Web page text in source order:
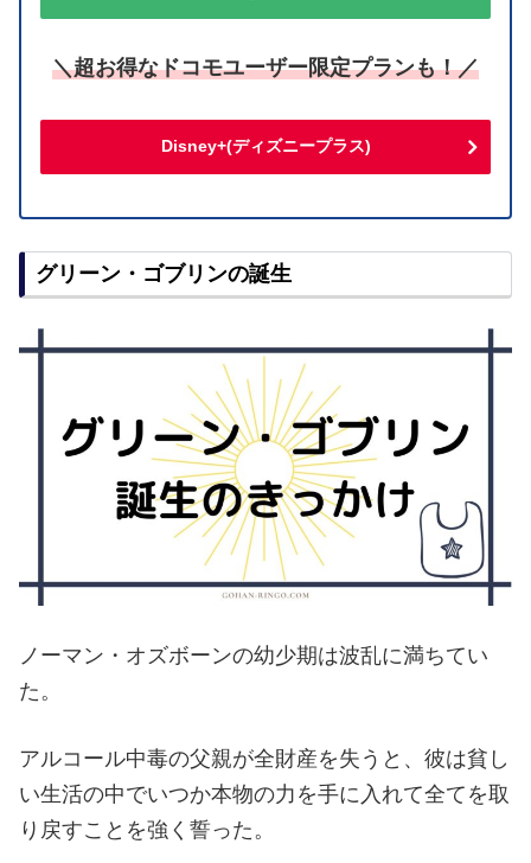
＼超お得なドコモユーザー限定プランも！／
Disney+(ディズニープラス)
グリーン・ゴブリンの誕生
ノーマン・オズボーンの幼少期は波乱に満ちてい
た。
アルコール中毒の父親が全財産を失うと、彼は貧し
い生活の中でいつか本物の力を手に入れて全てを取
り戻すことを強く誓った。